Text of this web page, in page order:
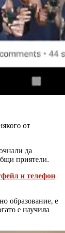
от
да
приятели.
и телефон
образование, е
е научила